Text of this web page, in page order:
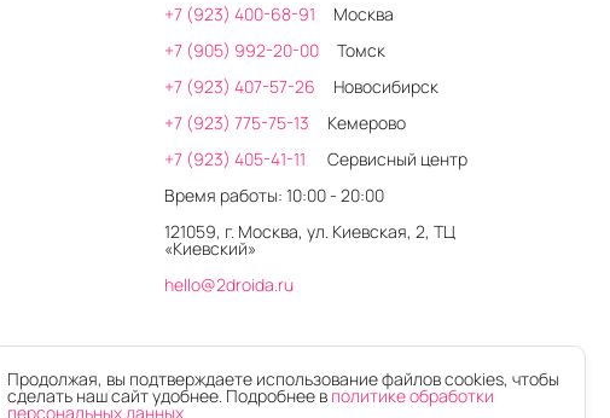
+7 (923) 400-68-91
Москва
+7 (905) 992-20-00
Томск
+7 (923) 407-57-26
Новосибирск
+7 (923) 775-75-13
Кемерово
+7 (923) 405-41-11
Сервисный центр
Время работы: 10:00 - 20:00
121059, г. Москва, ул. Киевская, 2, ТЦ
«Киевский»
hello@2droida.ru
Продолжая, вы подтверждаете использование файлов cookies, чтобы
сделать наш сайт удобнее. Подробнее в политике обработки
персональных данных